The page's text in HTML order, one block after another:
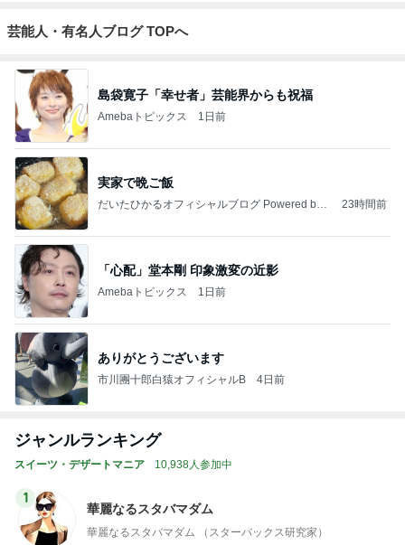
芸能人・有名人ブログ TOPへ
島袋寛子「幸せ者」芸能界からも祝福
Amebaトピックス 1日前
実家で晩ご飯
だいたひかるオフィシャルブログ Powered by
23時間前
「心配」堂本剛 印象激変の近影
Amebaトピックス 1日前
ありがとうございます
市川團十郎白猿オフィシャルB 4日前
ジャンルランキング
スイーツ・デザートマニア 10,938人参加中
1
華麗なるスタバマダム
華麗なるスタバマダム （スターバックス研究家）